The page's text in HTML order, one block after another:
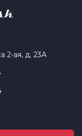
2-ая, д. 23А